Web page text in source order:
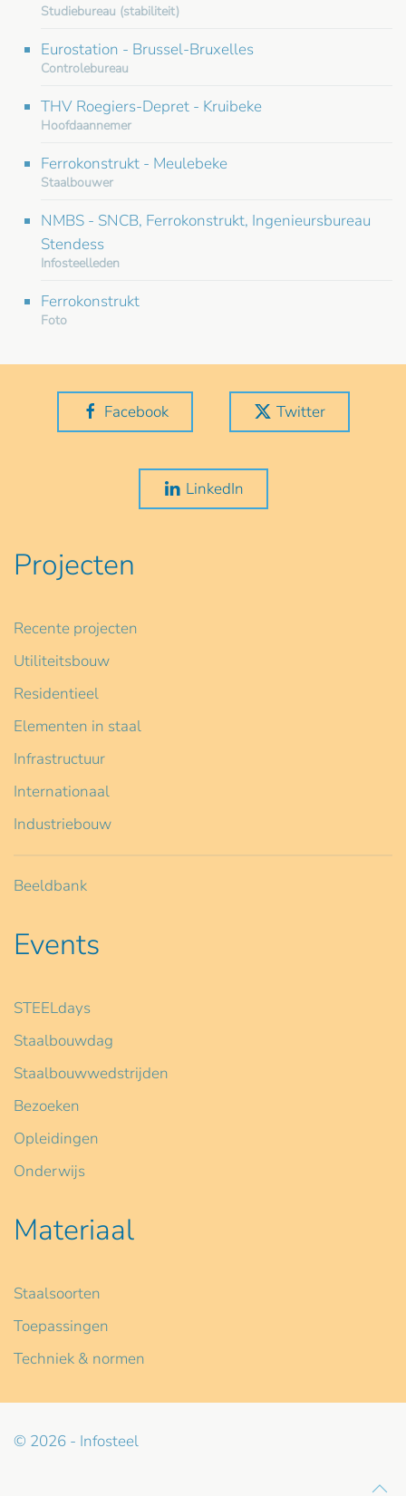
Studiebureau (stabiliteit)
Eurostation - Brussel-Bruxelles
Controlebureau
THV Roegiers-Depret - Kruibeke
Hoofdaannemer
Ferrokonstrukt - Meulebeke
Staalbouwer
NMBS - SNCB, Ferrokonstrukt, Ingenieursbureau
Stendess
Infosteelleden
Ferrokonstrukt
Foto
Facebook Twitter
LinkedIn
Projecten
Recente projecten
Utiliteitsbouw
Residentieel
Elementen in staal
Infrastructuur
Internationaal
Industriebouw
Beeldbank
Events
STEELdays
Staalbouwdag
Staalbouwwedstrijden
Bezoeken
Opleidingen
Onderwijs
Materiaal
Staalsoorten
Toepassingen
Techniek & normen
© 2026 - Infosteel